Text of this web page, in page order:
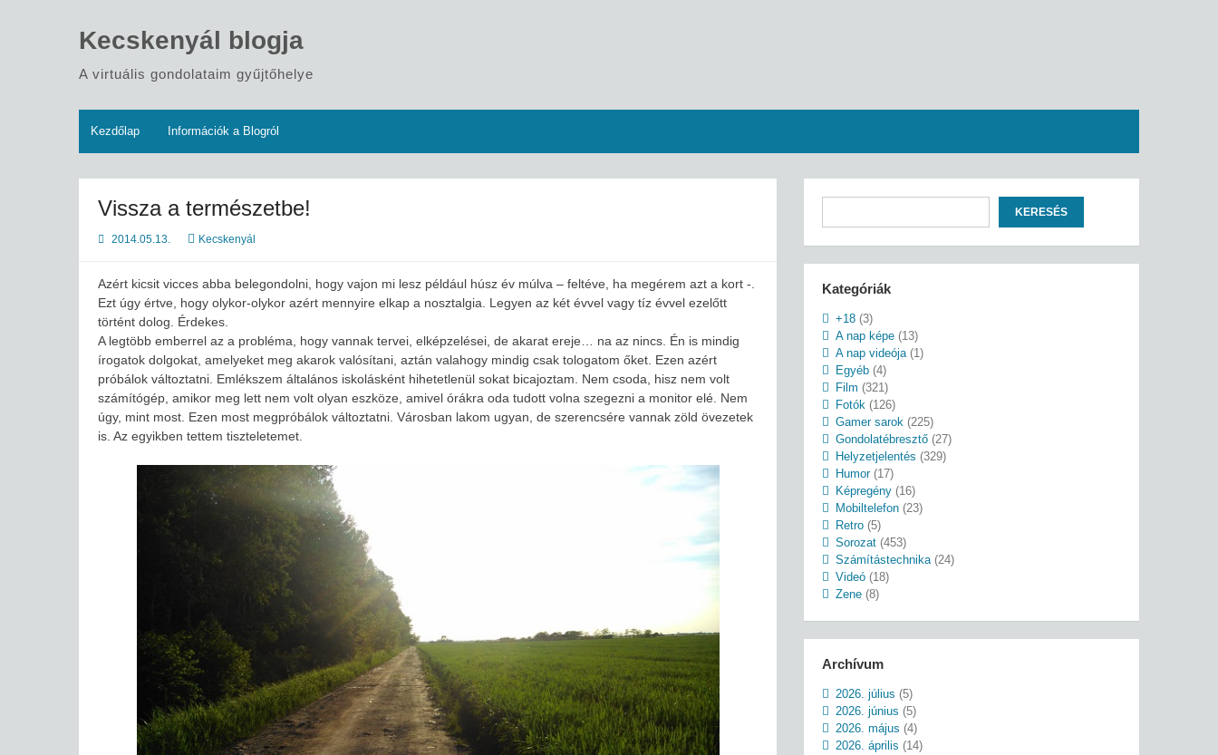
Kecskenyál blogja
A virtuális gondolataim gyűjtőhelye
Kezdőlap Információk a Blogról
Vissza a természetbe!
2014.05.13. Kecskenyál
Azért kicsit vicces abba belegondolni, hogy vajon mi lesz például húsz év múlva – feltéve, ha megérem azt a kort -.
Ezt úgy értve, hogy olykor-olykor azért mennyire elkap a nosztalgia. Legyen az két évvel vagy tíz évvel ezelőtt
történt dolog. Érdekes.
A legtöbb emberrel az a probléma, hogy vannak tervei, elképzelései, de akarat ereje… na az nincs. Én is mindig
írogatok dolgokat, amelyeket meg akarok valósítani, aztán valahogy mindig csak tologatom őket. Ezen azért
próbálok változtatni. Emlékszem általános iskolásként hihetetlenül sokat bicajoztam. Nem csoda, hisz nem volt
számítógép, amikor meg lett nem volt olyan eszköze, amivel órákra oda tudott volna szegezni a monitor elé. Nem
úgy, mint most. Ezen most megpróbálok változtatni. Városban lakom ugyan, de szerencsére vannak zöld övezetek
is. Az egyikben tettem tiszteletemet.
KERESÉS
Kategóriák
+18(3)
A nap képe(13)
A nap videója(1)
Egyéb(4)
Film (321)
Fotók(126)
Gamer sarok(225)
Gondolatébresztő(27)
Helyzetjelentés (329)
Humor(17)
Képregény(16)
Mobiltelefon(23)
Retro(5)
Sorozat(453)
Számítástechnika(24)
Videó(18)
Zene(8)
Archívum
2026. július (5)
2026. június (5)
2026. május (4)
2026. április (14)